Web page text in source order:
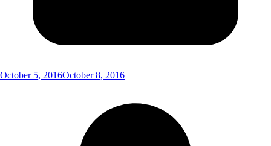
October 5, 2016October 8, 2016